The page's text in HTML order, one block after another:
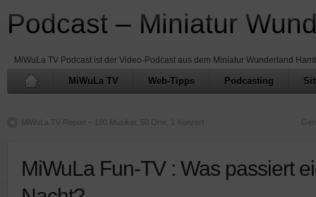
Podcast – Miniatur
MiWuLa TV Podcast ist der Video-Podcast aus dem Miniatur Wunderland
MiWuLa TV Web-Tipps Podcasting
MiWuLa TV Report – 100 Musiker, 50 Orte, 1 Konzert
MiWuLa Fun-TV : Was passiert